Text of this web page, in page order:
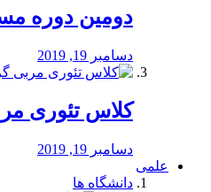
دومین دوره
دسامبر 19, 2019
کلاس تئوری
دسامبر 19, 2019
علمی
دانشگاه ها